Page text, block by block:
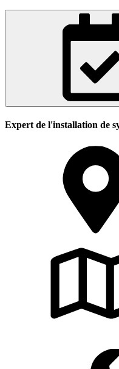
Expert de l'installation de